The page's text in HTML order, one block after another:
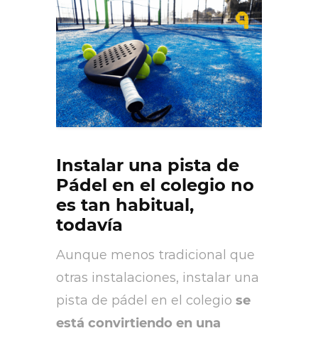
Instalar una pista de
Pádel en el colegio no
es tan habitual,
todavía
Aunque menos tradicional que
otras instalaciones, instalar una
pista de pádel en el colegio se
está convirtiendo en una